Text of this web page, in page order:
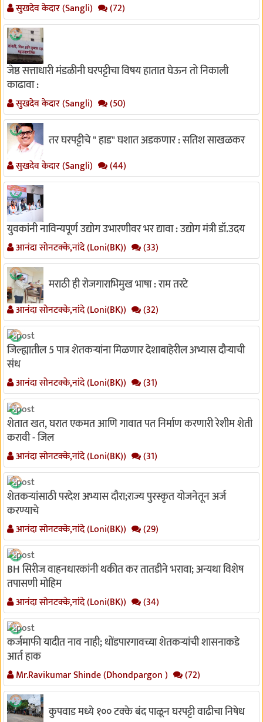
सुखदेव केदार (Sangli) (72)
जेष्ठ सत्ताधारी मंडळीनी घरपट्टीचा विषय हातात घेऊन तो निकाली
काढावा :
सुखदेव केदार (Sangli) (50)
तर घरपट्टीचे " हाड" घशात अडकणार : सतिश साखळकर
सुखदेव केदार (Sangli) (44)
युवकांनी नाविन्यपूर्ण उद्योग उभारणीवर भर द्यावा : उद्योग मंत्री डॉ.उदय
आनंदा सोनटक्के,नांदे (Loni(BK)) (33)
मराठी ही रोजगाराभिमुख भाषा : राम तरटे
आनंदा सोनटक्के,नांदे (Loni(BK)) (32)
जिल्ह्यातील 5 पात्र शेतकऱ्यांना मिळणार देशाबाहेरील अभ्यास दौऱ्याची
संध
आनंदा सोनटक्के,नांदे (Loni(BK)) (31)
शेतात खत, घरात एकमत आणि गावात पत निर्माण करणारी रेशीम शेती
करावी - जिल
आनंदा सोनटक्के,नांदे (Loni(BK)) (31)
शेतकऱ्यांसाठी परदेश अभ्यास दौरा;राज्य पुरस्कृत योजनेतून अर्ज
करण्याचे
आनंदा सोनटक्के,नांदे (Loni(BK)) (29)
BH सिरीज वाहनधारकांनी थकीत कर तातडीने भरावा; अन्यथा विशेष
तपासणी मोहिम
आनंदा सोनटक्के,नांदे (Loni(BK)) (34)
कर्जमाफी यादीत नाव नाही; धोंडपारगावच्या शेतकऱ्यांची शासनाकडे
आर्त हाक
Mr.Ravikumar Shinde (Dhondpargon ) (72)
कुपवाड मध्ये १०० टक्के बंद पाळून घरपट्टी वाढीचा निषेध